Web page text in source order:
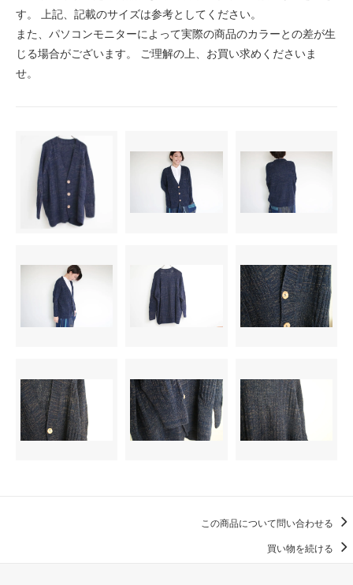
す。 上記、記載のサイズは参考としてください。
また、パソコンモニターによって実際の商品のカラーとの差が生
じる場合がございます。 ご理解の上、お買い求めくださいま
せ。
この商品について問い合わせる
買い物を続ける